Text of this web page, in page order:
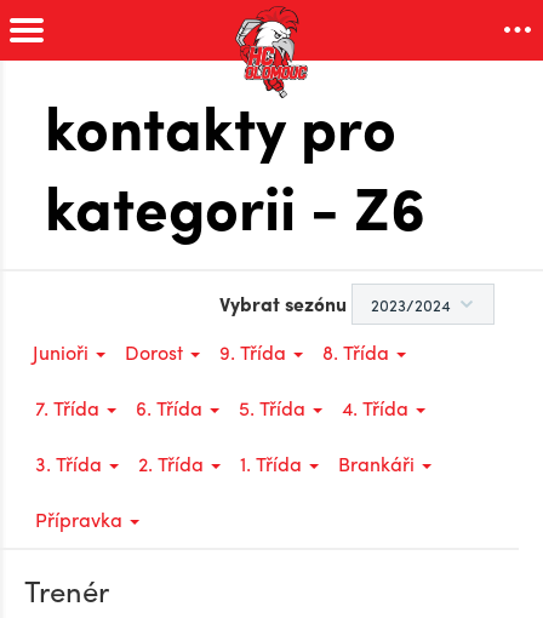
kontakty pro
kategorii - Z6
Vybrat sezónu
Junioři
Dorost 9. Třída
8. Třída
7. Třída
6. Třída 5. Třída
4. Třída
3. Třída
2. Třída 1. Třída
Brankáři
Přípravka
Trenér